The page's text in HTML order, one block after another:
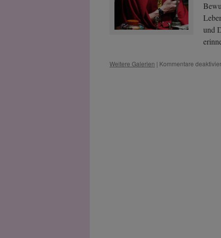
und
Weitere Galerien | Kommentare